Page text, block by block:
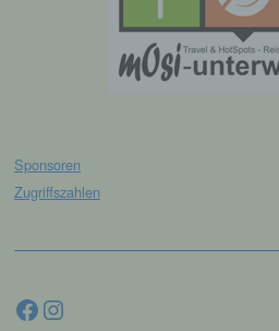
Sponsoren
Zugriffszahlen
Facebook
g) Verantwortlicher
Verarbeitung
Verantwortlicher oder
personenbezogenen
das Recht der